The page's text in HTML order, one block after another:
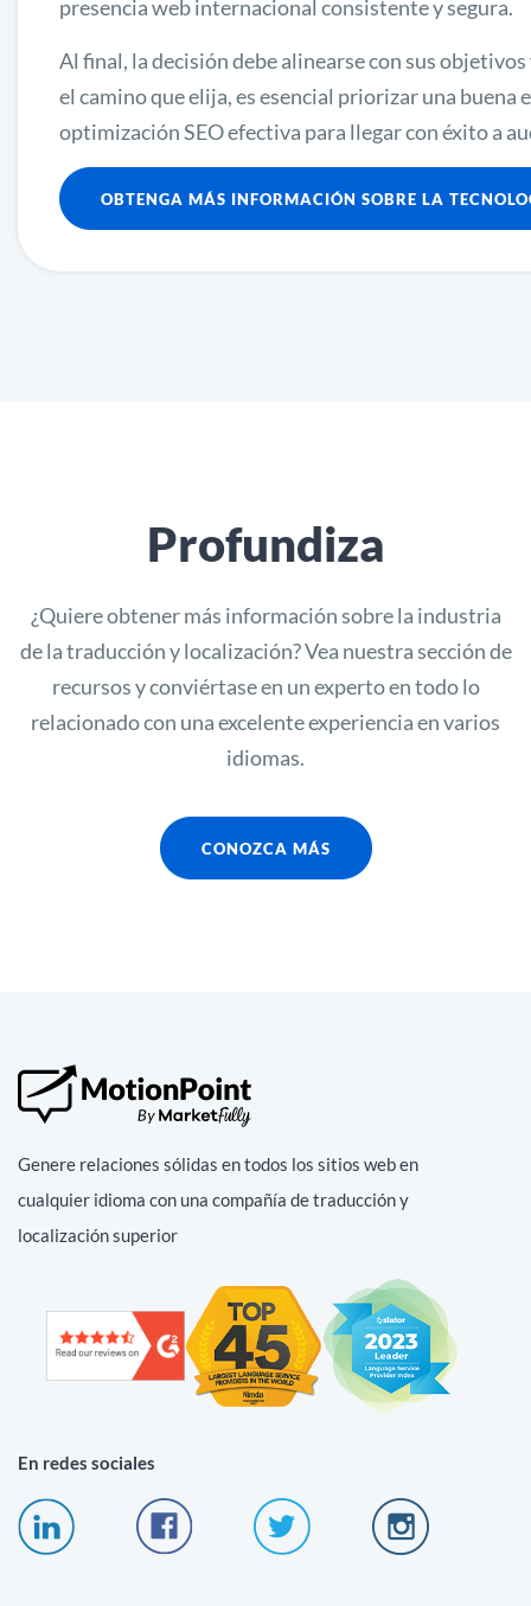
presencia web internacional consistente y segura.
Al final, la decisión debe alinearse con sus
el camino que elija, es esencial priorizar una buena
optimización SEO efectiva para llegar con éxito a
OBTENGA MÁS INFORMACIÓN SOBRE LA
Profundiza
¿Quiere obtener más información sobre la industria
de la traducción y localización? Vea nuestra sección de
recursos y conviértase en un experto en todo lo
relacionado con una excelente experiencia en varios
idiomas.
CONOZCA MÁS
Genere relaciones sólidas en todos los sitios web en
cualquier idioma con una compañía de traducción y
localización superior
En redes sociales